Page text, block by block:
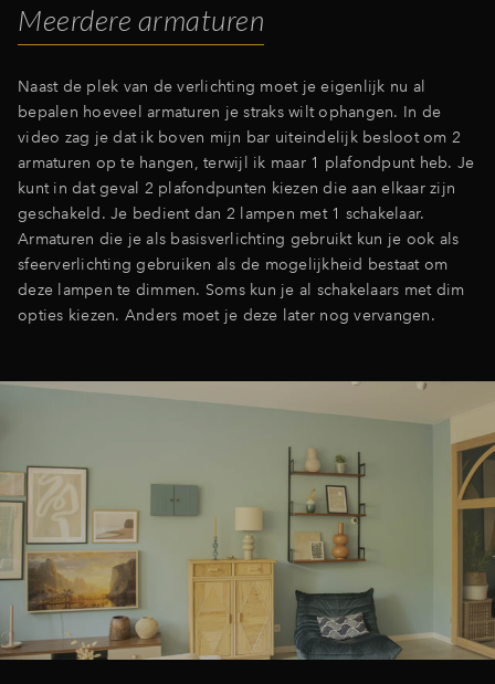
Meerdere armaturen
Naast de plek van de verlichting moet je eigenlijk nu al
bepalen hoeveel armaturen je straks wilt ophangen. In de
video zag je dat ik boven mijn bar uiteindelijk besloot om 2
armaturen op te hangen, terwijl ik maar 1 plafondpunt heb. Je
kunt in dat geval 2 plafondpunten kiezen die aan elkaar zijn
geschakeld. Je bedient dan 2 lampen met 1 schakelaar.
Armaturen die je als basisverlichting gebruikt kun je ook als
sfeerverlichting gebruiken als de mogelijkheid bestaat om
deze lampen te dimmen. Soms kun je al schakelaars met dim
opties kiezen. Anders moet je deze later nog vervangen.